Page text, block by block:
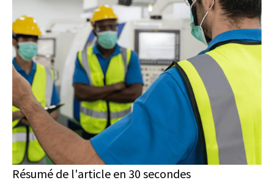
Résumé de l'article en 30 secondes